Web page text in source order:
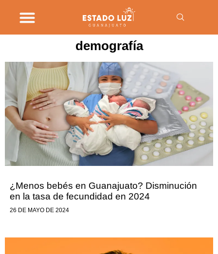
demografía
¿Menos bebés en Guanajuato? Disminución
en la tasa de fecundidad en 2024
26 DE MAYO DE 2024